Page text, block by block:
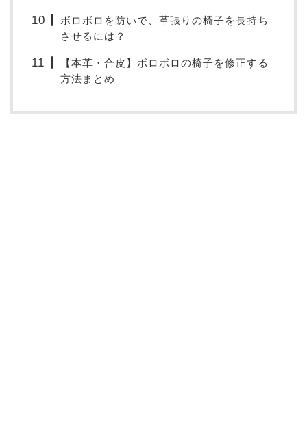
ボロボロを防いで、革張りの椅子を長持ち
させるには？
【本革・合皮】ボロボロの椅子を修正する
方法まとめ